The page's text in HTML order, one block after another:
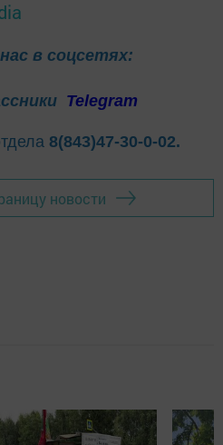
в соцсетях:
Telegram
8(843)47-30-0-02.
новости